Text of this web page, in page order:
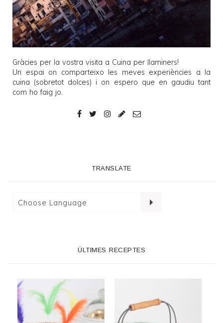
Gràcies per la vostra visita a Cuina per llaminers!
Un espai on comparteixo les meves experiències a la
cuina (sobretot dolces) i on espero que en gaudiu tant
com ho faig jo.
TRANSLATE
ÚLTIMES RECEPTES